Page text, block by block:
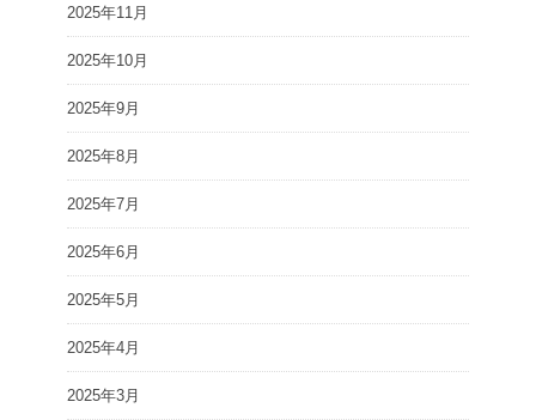
2025年11月
2025年10月
2025年9月
2025年8月
2025年7月
2025年6月
2025年5月
2025年4月
2025年3月